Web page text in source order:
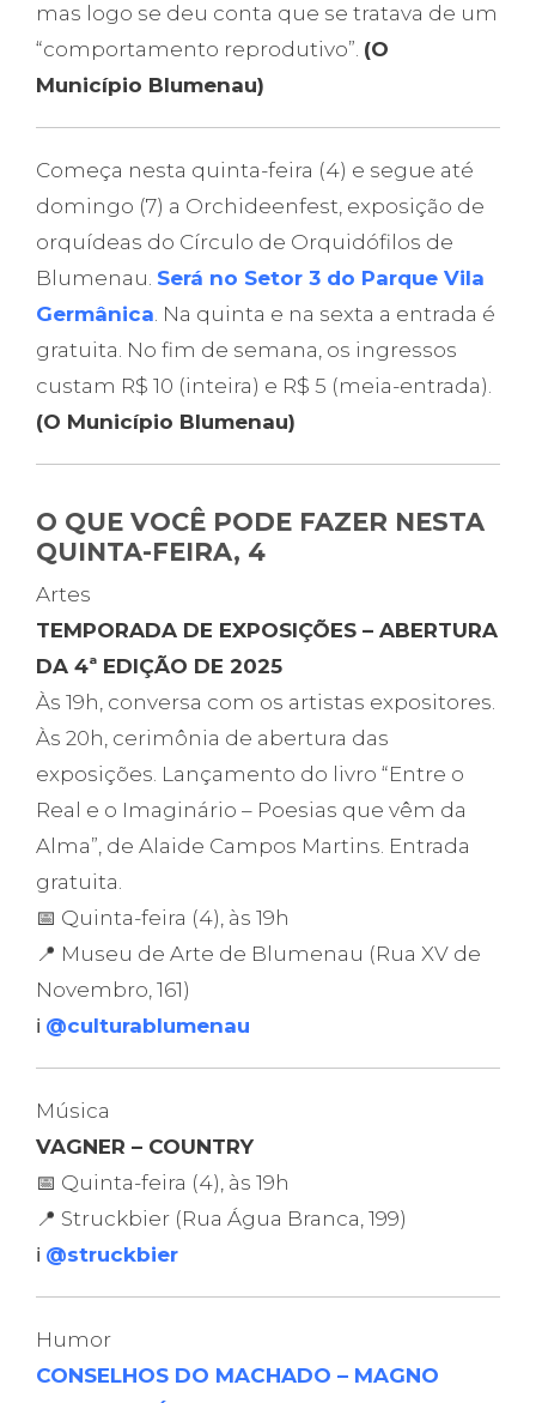
mas logo se deu conta que se tratava de um
“comportamento reprodutivo”. (O
Município Blumenau)
Começa nesta quinta-feira (4) e segue até
domingo (7) a Orchideenfest, exposição de
orquídeas do Círculo de Orquidófilos de
Blumenau. Será no Setor 3 do Parque Vila
Germânica. Na quinta e na sexta a entrada é
gratuita. No fim de semana, os ingressos
custam R$ 10 (inteira) e R$ 5 (meia-entrada).
(O Município Blumenau)
O QUE VOCÊ PODE FAZER NESTA
QUINTA-FEIRA, 4
Artes
TEMPORADA DE EXPOSIÇÕES – ABERTURA
DA 4ª EDIÇÃO DE 2025
Às 19h, conversa com os artistas expositores.
Às 20h, cerimônia de abertura das
exposições. Lançamento do livro “Entre o
Real e o Imaginário – Poesias que vêm da
Alma”, de Alaide Campos Martins. Entrada
gratuita.
📅 Quinta-feira (4), às 19h
📍 Museu de Arte de Blumenau (Rua XV de
Novembro, 161)
ℹ️ @culturablumenau
Música
VAGNER – COUNTRY
📅 Quinta-feira (4), às 19h
📍 Struckbier (Rua Água Branca, 199)
ℹ️ @struckbier
Humor
CONSELHOS DO MACHADO – MAGNO